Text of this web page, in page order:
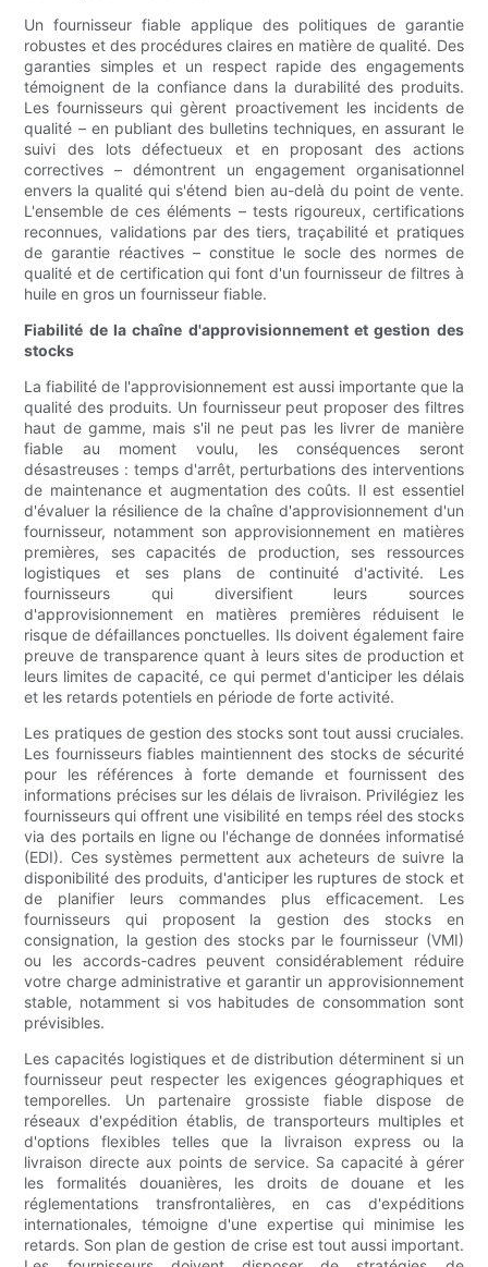
Un fournisseur fiable applique des politiques de garantie
robustes et des procédures claires en matière de qualité. Des
garanties simples et un respect rapide des engagements
témoignent de la confiance dans la durabilité des produits.
Les fournisseurs qui gèrent proactivement les incidents de
qualité – en publiant des bulletins techniques, en assurant le
suivi des lots défectueux et en proposant des actions
correctives – démontrent un engagement organisationnel
envers la qualité qui s'étend bien au-delà du point de vente.
L'ensemble de ces éléments – tests rigoureux, certifications
reconnues, validations par des tiers, traçabilité et pratiques
de garantie réactives – constitue le socle des normes de
qualité et de certification qui font d'un fournisseur de filtres à
huile en gros un fournisseur fiable.
Fiabilité de la chaîne d'approvisionnement et gestion des
stocks
La fiabilité de l'approvisionnement est aussi importante que la
qualité des produits. Un fournisseur peut proposer des filtres
haut de gamme, mais s'il ne peut pas les livrer de manière
fiable au moment voulu, les conséquences seront
désastreuses : temps d'arrêt, perturbations des interventions
de maintenance et augmentation des coûts. Il est essentiel
d'évaluer la résilience de la chaîne d'approvisionnement d'un
fournisseur, notamment son approvisionnement en matières
premières, ses capacités de production, ses ressources
logistiques et ses plans de continuité d'activité. Les
fournisseurs qui diversifient leurs sources
d'approvisionnement en matières premières réduisent le
risque de défaillances ponctuelles. Ils doivent également faire
preuve de transparence quant à leurs sites de production et
leurs limites de capacité, ce qui permet d'anticiper les délais
et les retards potentiels en période de forte activité.
Les pratiques de gestion des stocks sont tout aussi cruciales.
Les fournisseurs fiables maintiennent des stocks de sécurité
pour les références à forte demande et fournissent des
informations précises sur les délais de livraison. Privilégiez les
fournisseurs qui offrent une visibilité en temps réel des stocks
via des portails en ligne ou l'échange de données informatisé
(EDI). Ces systèmes permettent aux acheteurs de suivre la
disponibilité des produits, d'anticiper les ruptures de stock et
de planifier leurs commandes plus efficacement. Les
fournisseurs qui proposent la gestion des stocks en
consignation, la gestion des stocks par le fournisseur (VMI)
ou les accords-cadres peuvent considérablement réduire
votre charge administrative et garantir un approvisionnement
stable, notamment si vos habitudes de consommation sont
prévisibles.
Les capacités logistiques et de distribution déterminent si un
fournisseur peut respecter les exigences géographiques et
temporelles. Un partenaire grossiste fiable dispose de
réseaux d'expédition établis, de transporteurs multiples et
d'options flexibles telles que la livraison express ou la
livraison directe aux points de service. Sa capacité à gérer
les formalités douanières, les droits de douane et les
réglementations transfrontalières, en cas d'expéditions
internationales, témoigne d'une expertise qui minimise les
retards. Son plan de gestion de crise est tout aussi important.